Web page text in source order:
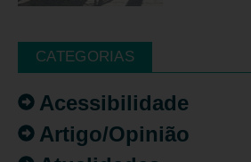
CATEGORIAS
Acessibilidade
Artigo/Opinião